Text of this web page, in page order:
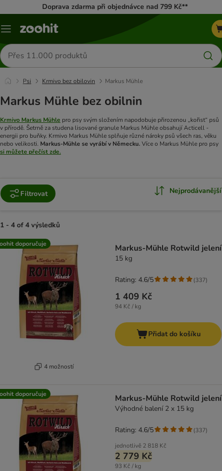
Doprava zdarma při objednávce nad 799 Kč**
Menu
Hledat
produkty
Psi Krmivo bez obilovin Markus Mühle
Markus Mühle bez obilnin
Krmivo Markus Mühle pro psy svým složením napodobuje přirozenou „kořist“ psů
v přírodě. Šetrně za studena lisované granule Markus Mühle obsahují Acticell -
energii pro buňky. Krmivo Markus Mühle splňuje různé nároky psů všech ras, věku
nebo velikosti. Markus-Mühle se vyrábí v Německu.Více o Markus Mühle pro psy
si můžete přečíst zde.
Filtrovat Nejprodávanější
1 - 4 of 4 výsledků
product items have been changed
doporučuje
4 možností
Markus-Mühle Rotwild jelení
15 kg
1 409 Kč
94 Kč / kg
Rating: 4.6/5 (337)
Přidat do košíku
doporučuje Markus-Mühle Rotwild jelení
Výhodné balení 2 x 15 kg
jednotlivě 2 818 Kč
2 779 Kč
93 Kč / kg
Rating: 4.6/5 (337)